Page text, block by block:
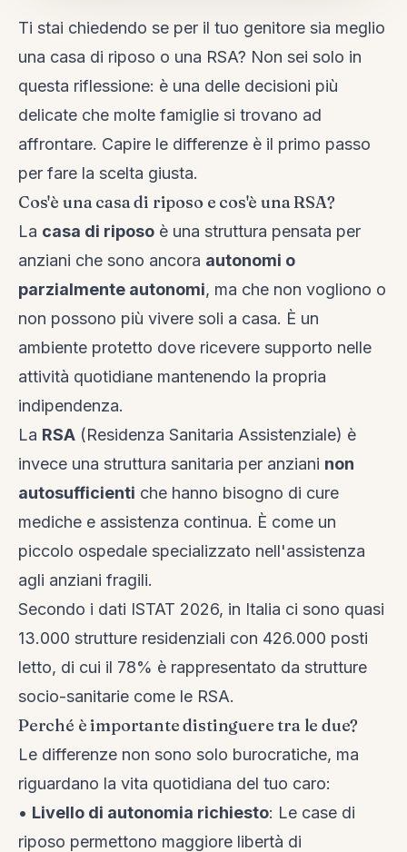
Ti stai chiedendo se per il tuo genitore sia meglio
una casa di riposo o una RSA? Non sei solo in
questa riflessione: è una delle decisioni più
delicate che molte famiglie si trovano ad
affrontare. Capire le differenze è il primo passo
per fare la scelta giusta.
Cos'è una casa di riposo e cos'è una RSA?
La casa di riposo è una struttura pensata per
anziani che sono ancora autonomi o
parzialmente autonomi, ma che non vogliono o
non possono più vivere soli a casa. È un
ambiente protetto dove ricevere supporto nelle
attività quotidiane mantenendo la propria
indipendenza.
La RSA (Residenza Sanitaria Assistenziale) è
invece una struttura sanitaria per anziani non
autosufficienti che hanno bisogno di cure
mediche e assistenza continua. È come un
piccolo ospedale specializzato nell'assistenza
agli anziani fragili.
Secondo i dati ISTAT 2026, in Italia ci sono quasi
13.000 strutture residenziali con 426.000 posti
letto, di cui il 78% è rappresentato da strutture
socio-sanitarie come le RSA.
Perché è importante distinguere tra le due?
Le differenze non sono solo burocratiche, ma
riguardano la vita quotidiana del tuo caro:
• Livello di autonomia richiesto: Le case di
riposo permettono maggiore libertà di